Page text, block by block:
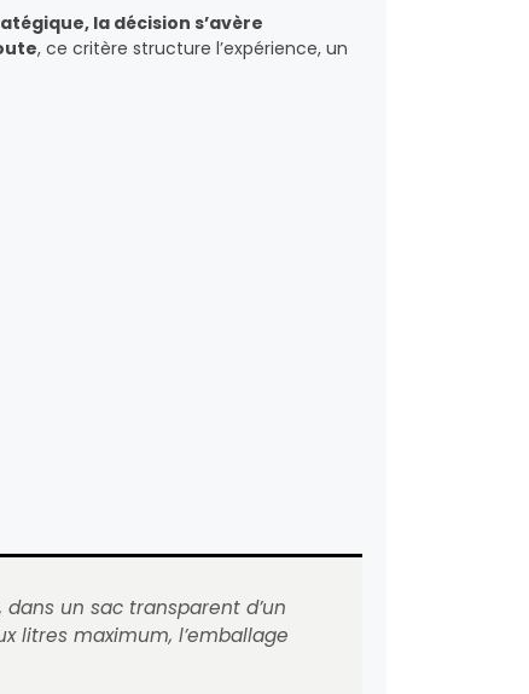
la décision s’avère
, ce critère structure l’expérience, un
un sac transparent d’un
litres maximum, l’emballage